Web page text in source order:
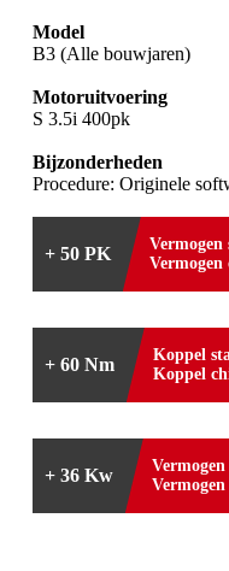
Model
B3 (Alle bouwjaren)
Motoruitvoering
S 3.5i 400pk
Bijzonderheden
Procedure: Originele
+ 50 PK Vermogen
+ 60 Nm Koppel
Koppel
+ 36 Kw